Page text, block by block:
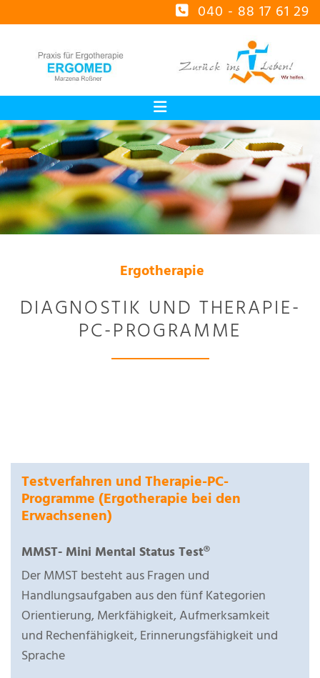
 040 - 88 17 61 29
Ergotherapie
DIAGNOSTIK UND THERAPIE-
PC-PROGRAMME
Testverfahren und Therapie-PC-
Programme (Ergotherapie bei den
Erwachsenen)
MMST- Mini Mental Status Test®
Der MMST besteht aus Fragen und
Handlungsaufgaben aus den fünf Kategorien
Orientierung, Merkfähigkeit, Aufmerksamkeit
und Rechenfähigkeit, Erinnerungsfähigkeit und
Sprache